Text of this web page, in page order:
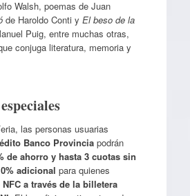
Walsh, poemas de Juan
de Haroldo Conti y El beso de la
Puig, entre muchas otras,
conjuga literatura, memoria y
las personas usuarias
Banco Provinciapodrán
de ahorro y hasta 3 cuotas sin
adicional para quienes
NFC a través de la billetera